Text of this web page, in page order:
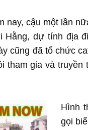
nay, cậu một lần
dự tính địa
cũng đã tổ chức
tham gia và
Hình
gọi